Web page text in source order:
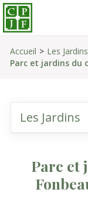
Accueil
Les Jardins
Parc et jardins du
Les Jardins
Parc et